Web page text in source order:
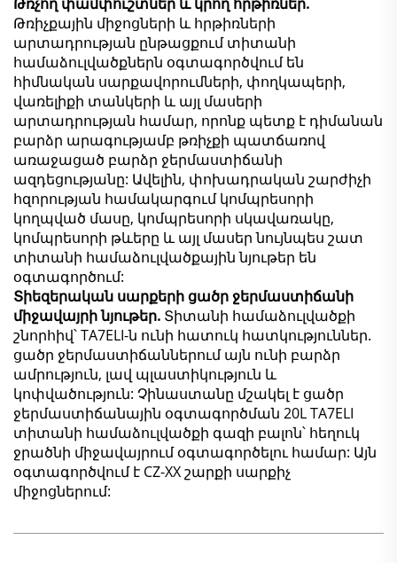
Թռիչքային միջոցների և հրթիռների
արտադրության ընթացքում տիտանի
համաձուլվածքներն օգտագործվում են
հիմնական սարքավորումների, փողկապերի,
վառելիքի տանկերի և այլ մասերի
արտադրության համար, որոնք պետք է դիմանան
բարձր արագությամբ թռիչքի պատճառով
առաջացած բարձր ջերմաստիճանի
ազդեցությանը: Ավելին, փոխադրական շարժիչի
հզորության համակարգում կոմպրեսորի
կողպված մասը, կոմպրեսորի սկավառակը,
կոմպրեսորի թևերը և այլ մասեր նույնպես շատ
տիտանի համաձուլվածքային նյութեր են
օգտագործում:
Տիեզերական սարքերի ցածր ջերմաստիճանի
միջավայրի նյութեր. Տիտանի համաձուլվածքի
շնորհիվ՝ TA7ELI-ն ունի հատուկ հատկություններ.
ցածր ջերմաստիճաններում այն ունի բարձր
ամրություն, լավ պլաստիկություն և
կոփվածություն: Չինաստանը մշակել է ցածր
ջերմաստիճանային օգտագործման 20L TA7ELI
տիտանի համաձուլվածքի գազի բալոն՝ հեղուկ
ջրածնի միջավայրում օգտագործելու համար: Այն
օգտագործվում է CZ-XX շարքի սարքիչ
միջոցներում: